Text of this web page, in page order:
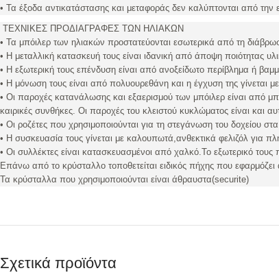
• Τα έξοδα αντικατάστασης και μεταφοράς δεν καλύπτονται από την
ΤΕΧΝΙΚΕΣ ΠΡΟΔΙΑΓΡΑΦΕΣ ΤΩΝ ΗΛΙΑΚΩΝ
• Τα μπόιλερ των ηλιακών προστατεύονται εσωτερικά από τη
• Η μεταλλική κατασκευή τους είναι ιδανική από άποψη ποιότητας
• Η εξωτερική τους επένδυση είναι από ανοξείδωτο περίβλημα ή
• Η μόνωση τους είναι από πολυουρεθάνη και η έγχυση της γίνεται
• Οι παροχές κατανάλωσης και εξαερισμού των μπόιλερ είναι από
καιρικές συνθήκες. Οι παροχές του κλειστού κυκλώματος είναι και
• Οι ροζέτες που χρησιμοποιούνται για τη στεγάνωση του δοχείου
• Η συσκευασία τους γίνεται με καλουπωτά,ανθεκτικά φελιζόλ για
• Οι συλλέκτες είναι κατασκευασμένοι από χαλκό.Το εξωτερικό
Επάνω από το κρύσταλλο τοποθετείται ειδικός πήχης που εφαρμόζει
Τα κρύσταλλα που χρησιμοποιούνται είναι άθραυστα(securite)
Σχετικά προϊόντα